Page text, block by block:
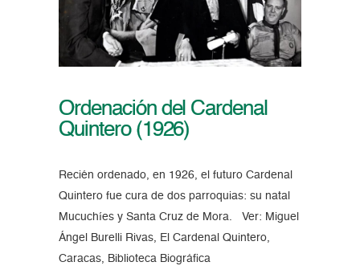
Ordenación del Cardenal
Quintero (1926)
Recién ordenado, en 1926, el futuro Cardenal
Quintero fue cura de dos parroquias: su natal
Mucuchíes y Santa Cruz de Mora. Ver: Miguel
Ángel Burelli Rivas, El Cardenal Quintero,
Caracas, Biblioteca Biográfica